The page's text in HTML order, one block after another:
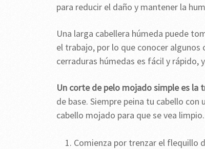
para reducir el daño y mantener la
Una larga cabellera húmeda puede
el trabajo, por lo que conocer
cerraduras húmedas es fácil y rápido,
Un corte de pelo mojado simple es la
de base. Siempre peina tu cabello
cabello mojado para que se vea limpio.
Comienza por trenzar el flequillo